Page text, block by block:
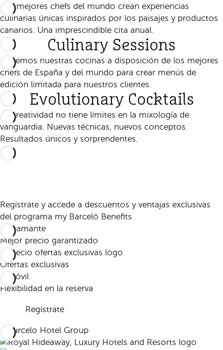
Los mejores chefs del mundo crean experiencias
culinarias únicas inspirados por los paisajes y productos
canarios. Una imprescindible cita anual.
Culinary Sessions
Ponemos nuestras cocinas a disposición de los mejores
chefs de España y del mundo para crear menús de
edición limitada para nuestros clientes.
Evolutionary Cocktails
La creatividad no tiene límites en la mixología de
vanguardia. Nuevas técnicas, nuevos conceptos.
Resultados únicos y sorprendentes.
Regístrate y accede a descuentos y ventajas exclusivas
del programa my Barceló Benefits
Mejor precio garantizado
Ofertas exclusivas
Flexibilidad en la reserva
Regístrate